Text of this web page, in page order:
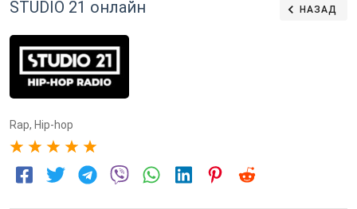
STUDIO 21 онлайн НАЗАД
Rap, Hip-hop